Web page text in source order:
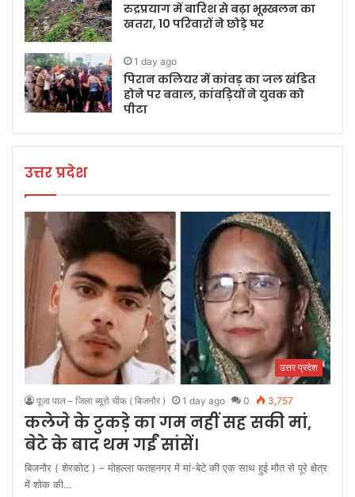
रुद्रप्रयाग में बारिश से बढ़ा भूस्खलन का
खतरा, 10 परिवारों ने छोड़े घर
1 day ago
पिरान कलियर में कांवड़ का जल खंडित
होने पर बवाल, कांवड़ियों ने युवक को
पीटा
उत्तर प्रदेश
उत्तर प्रदेश
पूजा पाल – जिला ब्यूरो चीफ ( बिजनौर ) 1 day ago 0 3,757
कलेजे के टुकड़े का गम नहीं सह सकी मां,
बेटे के बाद थम गईं सांसें।
बिजनौर ( शेरकोट ) – मोहल्ला फतहनगर में मां-बेटे की एक साथ हुई मौत से पूरे क्षेत्र
में शोक की…